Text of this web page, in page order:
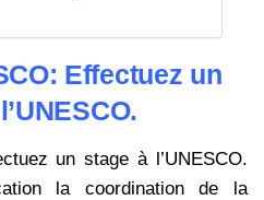
Effectuez un
un stage à l’UNESCO.
la coordination de la